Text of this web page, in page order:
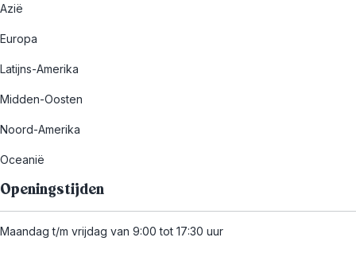
Azië
Europa
Latijns-Amerika
Midden-Oosten
Noord-Amerika
Oceanië
Openingstijden
Maandag t/m vrijdag van 9:00 tot 17:30 uur